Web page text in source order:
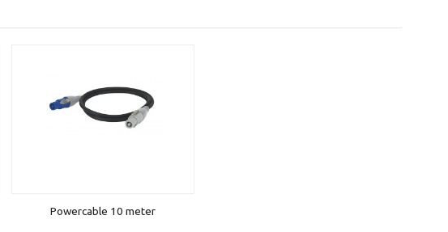
Powercable 10 meter